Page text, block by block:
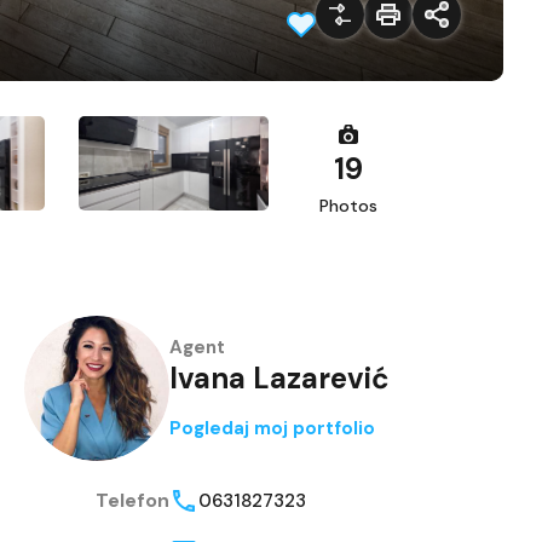
19
Photos
Agent
Ivana Lazarević
Pogledaj moj portfolio
Telefon 0631827323